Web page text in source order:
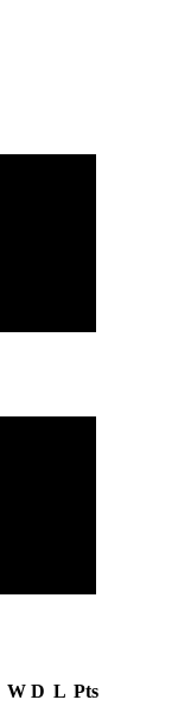
W D L Pts